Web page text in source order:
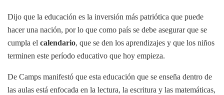
Dijo que la educación es la inversión más patriótica que puede
hacer una nación, por lo que como país se debe asegurar que se
cumpla el calendario, que se den los aprendizajes y que los niños
terminen este período educativo que hoy empieza.
De Camps manifestó que esta educación que se enseña dentro de
las aulas está enfocada en la lectura, la escritura y las matemáticas,